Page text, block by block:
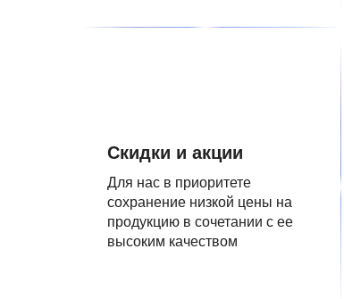
Скидки и акции
Для нас в приоритете
сохранение низкой цены на
продукцию в сочетании с ее
высоким качеством